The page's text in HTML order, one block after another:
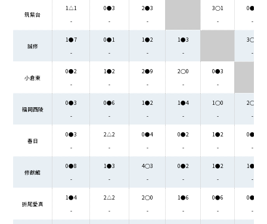
筑紫台
1△1
-
0●3
-
2●3
-
3○1
-
0●2
-
誠修
1●7
-
0●1
-
1●2
-
1●3
-
3○0
-
小倉東
0●2
-
1●2
-
2●9
-
2○0
-
0●3
-
福岡西陵
0●3
-
0●6
-
1●2
-
1●4
-
1○0
-
2○1
-
春日
0●3
-
2△2
-
0●4
-
0●2
-
1●2
-
0●1
-
修猷館
0●8
-
1●3
-
4○3
-
0●2
-
1●2
-
1●2
-
折尾愛真
1●4
-
2△2
-
2○0
-
1●6
-
0●6
-
0●1
-